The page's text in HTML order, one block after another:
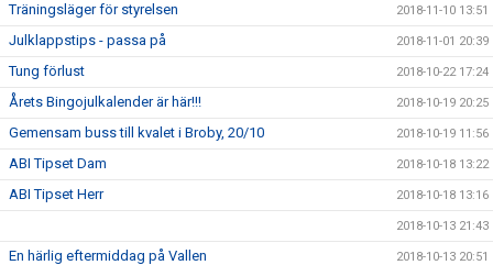
Träningsläger för styrelsen 2018-11-10 13:51
Julklappstips - passa på 2018-11-01 20:39
Tung förlust 2018-10-22 17:24
Årets Bingojulkalender är här!!! 2018-10-19 20:25
Gemensam buss till kvalet i Broby, 20/10 2018-10-19 11:56
ABI Tipset Dam 2018-10-18 13:22
ABI Tipset Herr 2018-10-18 13:16
2018-10-13 21:43
En härlig eftermiddag på Vallen 2018-10-13 20:51